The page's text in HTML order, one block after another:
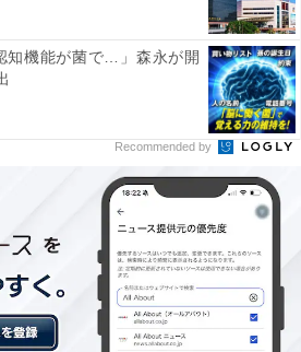
知機能が菌で…」森永が開
Recommended by